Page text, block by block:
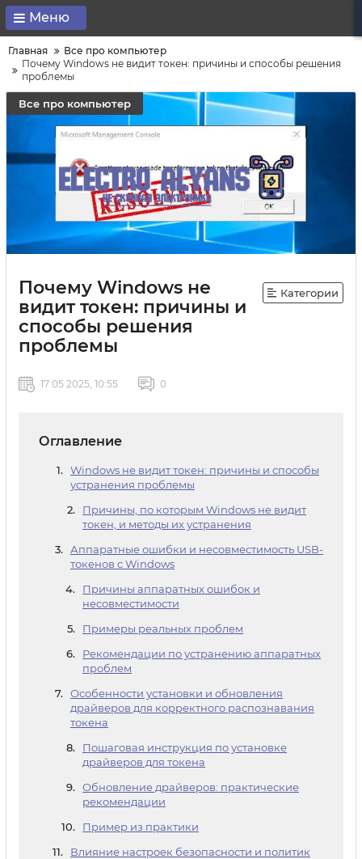
Меню
Главная
Все про компьютер
Почему Windows не видит токен: причины и способы решения
проблемы
Все про компьютер
Почему Windows не
видит токен: причины и
способы решения
проблемы
Категории
17 05 2025, 10:55 0
Оглавление
Windows не видит токен: причины и способы
устранения проблемы
Причины, по которым Windows не видит
токен, и методы их устранения
Аппаратные ошибки и несовместимость USB-
токенов с Windows
Причины аппаратных ошибок и
несовместимости
Примеры реальных проблем
Рекомендации по устранению аппаратных
проблем
Особенности установки и обновления
драйверов для корректного распознавания
токена
Пошаговая инструкция по установке
драйверов для токена
Обновление драйверов: практические
рекомендации
Пример из практики
Влияние настроек безопасности и политик